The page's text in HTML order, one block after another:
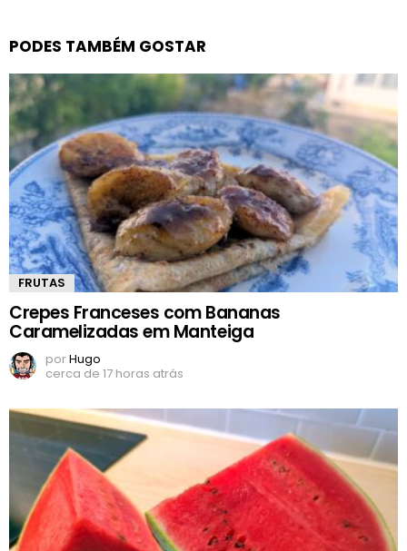
PODES TAMBÉM GOSTAR
FRUTAS
Crepes Franceses com Bananas
Caramelizadas em Manteiga
porHugo
cerca de 17 horas atrás